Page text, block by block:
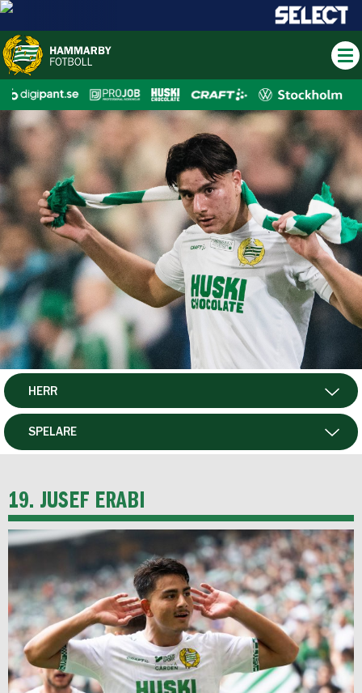
HERR
DAM
P19
FUTSAL HERR
FUTSAL DAM
SPELARE
19. JUSEF ERABI